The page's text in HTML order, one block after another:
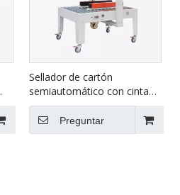
Sellador de cartón
semiautomático con cinta
adhesiva para cartón grande
FXJ-8070BPreguntar